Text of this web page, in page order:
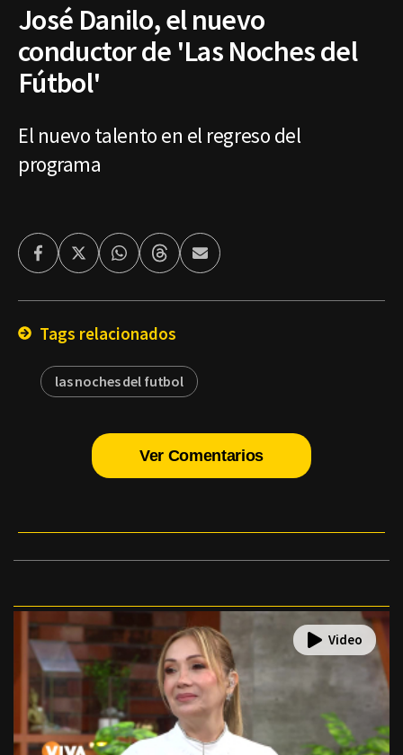
José Danilo, el nuevo
conductor de 'Las Noches del
Fútbol'
El nuevo talento en el regreso del
programa
FacebookTwitterWhatsappThreadsEnviar
por
Tags relacionados
las noches del futbol
Ver Comentarios